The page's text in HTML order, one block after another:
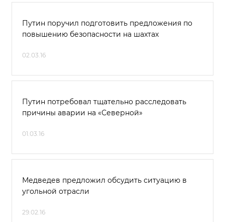
Путин поручил подготовить предложения по
повышению безопасности на шахтах
02.03.16
Путин потребовал тщательно расследовать
причины аварии на «Северной»
01.03.16
Медведев предложил обсудить ситуацию в
угольной отрасли
29.02.16